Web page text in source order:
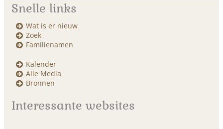
Snelle links
Wat is er nieuw
Zoek
Familienamen
Kalender
Alle Media
Bronnen
Interessante websites